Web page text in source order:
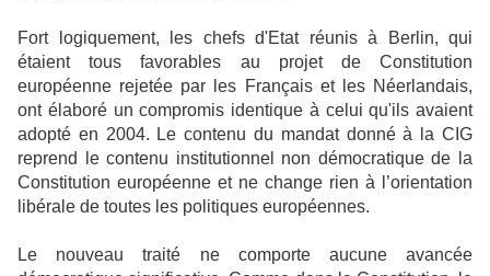
Fort logiquement, les chefs d'Etat réunis à Berlin, qui
étaient tous favorables au projet de Constitution
européenne rejetée par les Français et les Néerlandais,
ont élaboré un compromis identique à celui qu'ils avaient
adopté en 2004. Le contenu du mandat donné à la CIG
reprend le contenu institutionnel non démocratique de la
Constitution européenne et ne change rien à l’orientation
libérale de toutes les politiques européennes.
Le nouveau traité ne comporte aucune avancée